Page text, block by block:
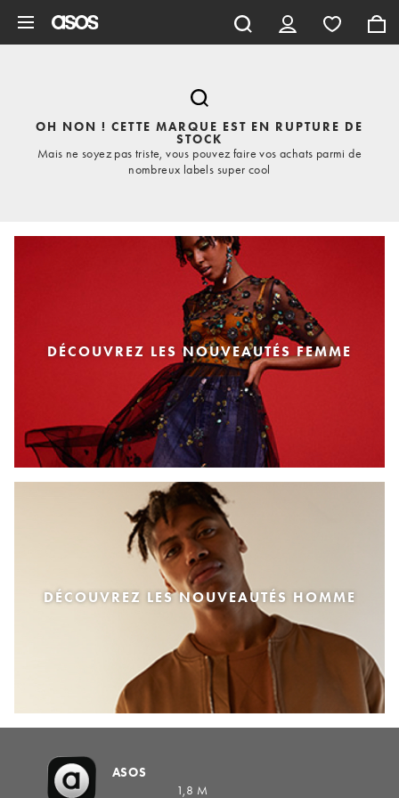
OH NON ! CETTE MARQUE EST EN RUPTURE DE
STOCK
Mais ne soyez pas triste, vous pouvez faire vos achats parmi de
nombreux labels super cool
DÉCOUVREZ LES NOUVEAUTÉS FEMME
DÉCOUVREZ LES NOUVEAUTÉS HOMME
ASOS
1,8 M